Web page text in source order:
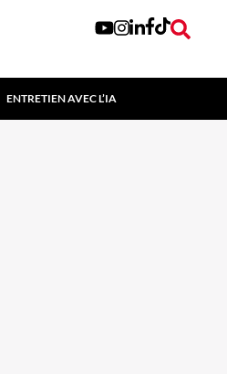
ENTRETIEN AVEC L’IA